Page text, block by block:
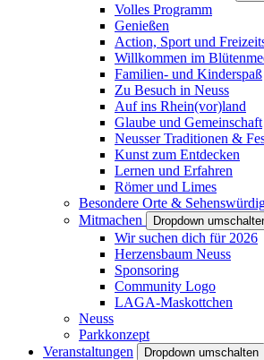
Volles Programm
Genießen
Action, Sport und
Willkommen im
Familien- und Kinderspaß
Zu Besuch in Neuss
Auf ins Rhein(vor)land
Glaube und Gemeinschaft
Neusser Traditionen &
Kunst zum Entdecken
Lernen und Erfahren
Römer und Limes
Besondere Orte &
Mitmachen
Dropdown
Wir suchen dich für 2026
Herzensbaum Neuss
Sponsoring
Community Logo
LAGA-Maskottchen
Neuss
Parkkonzept
Veranstaltungen
Dropdown umschalten